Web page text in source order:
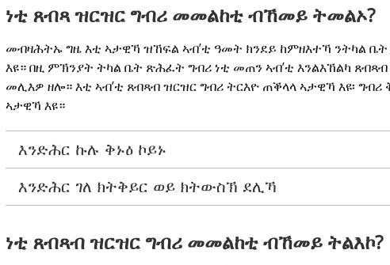
ነቲ ጸብጻ ዝርዝር ግብሪ መመልከቲ ብኸመይ ትመልኦ?
መብዛሕትኡ ግዜ እቲ ኣታዊኻ ዝኸፍል ኣብ’ቲ ዓመት ክንደይ ከምዘእተኻ ንትካል
እዩ። በዚ ምኽንያት ትካል ቤት ጽሕፈት ግብሪ ነቲ መጠን ኣብ’ቲ እንልእኸልካ
መሊእዎ ዘሎ። እቲ ኣብ’ቲ ጸብጻብ ዝርዝር ግብሪ ትርእዮ ጠቕላላ ኣታዊኻ እዩ፡
ኣታዊኻ እዩ።
እንድሕር ኩሉ ቅኑዕ ኮይኑ
እንድሕር ገለ ክትቅይር ወይ ክትውስኽ ደሊኻ
ነቲ ጸብጻብ ዝርዝር ግብሪ መመልከቲ ብኸመይ ትልእኮ?